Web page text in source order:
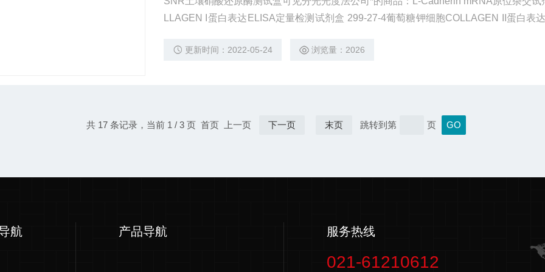
LLAGEN I蛋白表达ELISA定量检测试剂盒 299-27-4葡萄糖钾细胞COLLAGEN II蛋白表
8-34-9茜素黄R钠盐冰冻切片组织COLLAGEN II蛋白表达荧光
更新时间：2022-05-24 浏览量：2026
共 17 条记录，当前 1 / 3 页 首页 上一页 下一页 末页 跳转到第 页
航 产品导航 服务热线
021-61210612